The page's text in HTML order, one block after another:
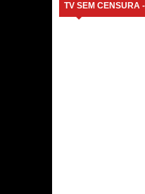
TV SEM CENSURA